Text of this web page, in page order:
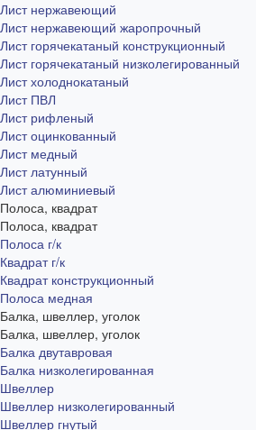
Лист нержавеющий
Лист нержавеющий жаропрочный
Лист горячекатаный конструкционный
Лист горячекатаный низколегированный
Лист холоднокатаный
Лист ПВЛ
Лист рифленый
Лист оцинкованный
Лист медный
Лист латунный
Лист алюминиевый
Полоса, квадрат
Полоса, квадрат
Полоса г/к
Квадрат г/к
Квадрат конструкционный
Полоса медная
Балка, швеллер, уголок
Балка, швеллер, уголок
Балка двутавровая
Балка низколегированная
Швеллер
Швеллер низколегированный
Швеллер гнутый